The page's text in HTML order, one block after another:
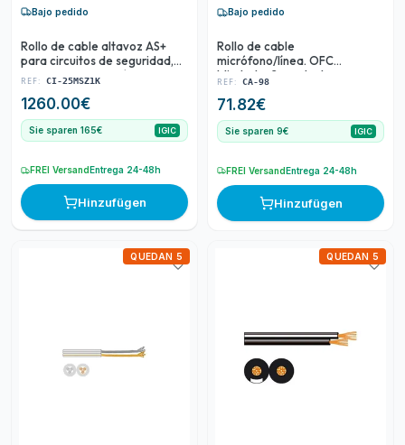
Bajo pedido
Rollo de cable altavoz AS+
para circuitos de seguridad,
EN 54. Libre de halógenos Z1.
mm2. Bobina 500
REF: CI-25MSZ1K
1260.00€
Sie sparen 165€ IGIC
FREI VersandEntrega 24-48h
Hinzufügen
Bajo pedido
Rollo de cable
micrófono/línea. OFC
blindado. 2 conductores.
Bobina 100 m.
REF: CA-98
71.82€
Sie sparen 9€ IGIC
FREI VersandEntrega 24-48h
Hinzufügen
QUEDAN 5 QUEDAN 5